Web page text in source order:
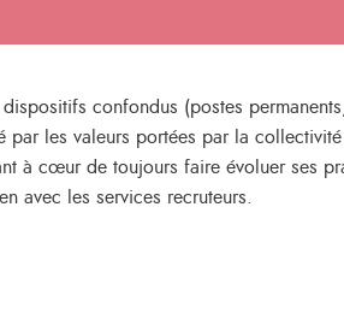
confondus (postes
les valeurs portées par la
à cœur de toujours faire évoluer ses
avec les services recruteurs.